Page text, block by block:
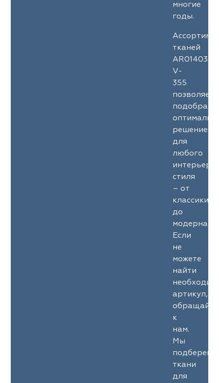
многие
годы.
тканей
AR01403
V-
355
позволяет
подобрать
решение
для
любого
стиля
– от
классики
до
модерна.
Если
не
можете
найти
артикул,
к
нам.
Мы
подберем
ткани
для